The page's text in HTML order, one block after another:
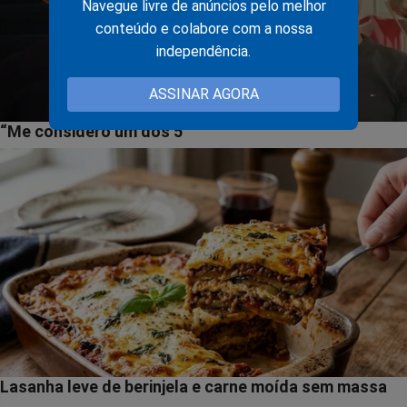
Navegue livre de anúncios pelo melhor
conteúdo e colabore com a nossa
independência.
ASSINAR AGORA